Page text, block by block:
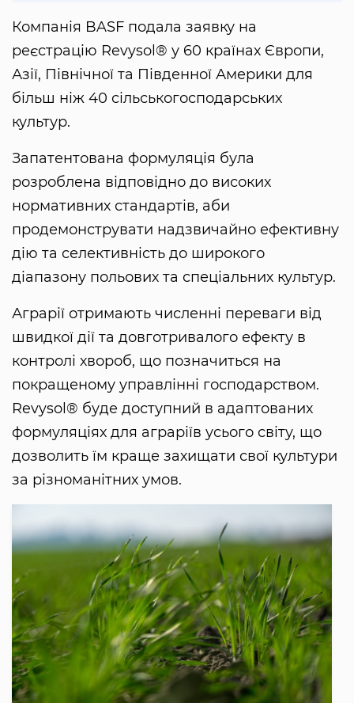
Компанія BASF подала заявку на
реєстрацію Revysol® у 60 країнах Європи,
Азії, Північної та Південної Америки для
більш ніж 40 сільськогосподарських
культур.
Запатентована формуляція була
розроблена відповідно до високих
нормативних стандартів, аби
продемонструвати надзвичайно ефективну
дію та селективність до широкого
діапазону польових та спеціальних культур.
Аграрії отримають численні переваги від
швидкої дії та довготривалого ефекту в
контролі хвороб, що позначиться на
покращеному управлінні господарством.
Revysol® буде доступний в адаптованих
формуляціях для аграріїв усього світу, що
дозволить їм краще захищати свої культури
за різноманітних умов.